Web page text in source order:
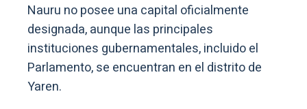
Nauru no posee una capital oficialmente
designada, aunque las principales
instituciones gubernamentales, incluido el
Parlamento, se encuentran en el distrito de
Yaren.